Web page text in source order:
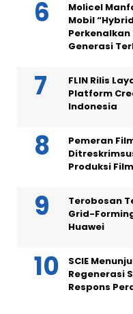
Molicel
Mobil
Generasi
FLIN Rilis
Platform
Indonesia
Pemeran
Produksi
Terobosan
Grid-
Huawei
SCIE
Regenerasi
Respons